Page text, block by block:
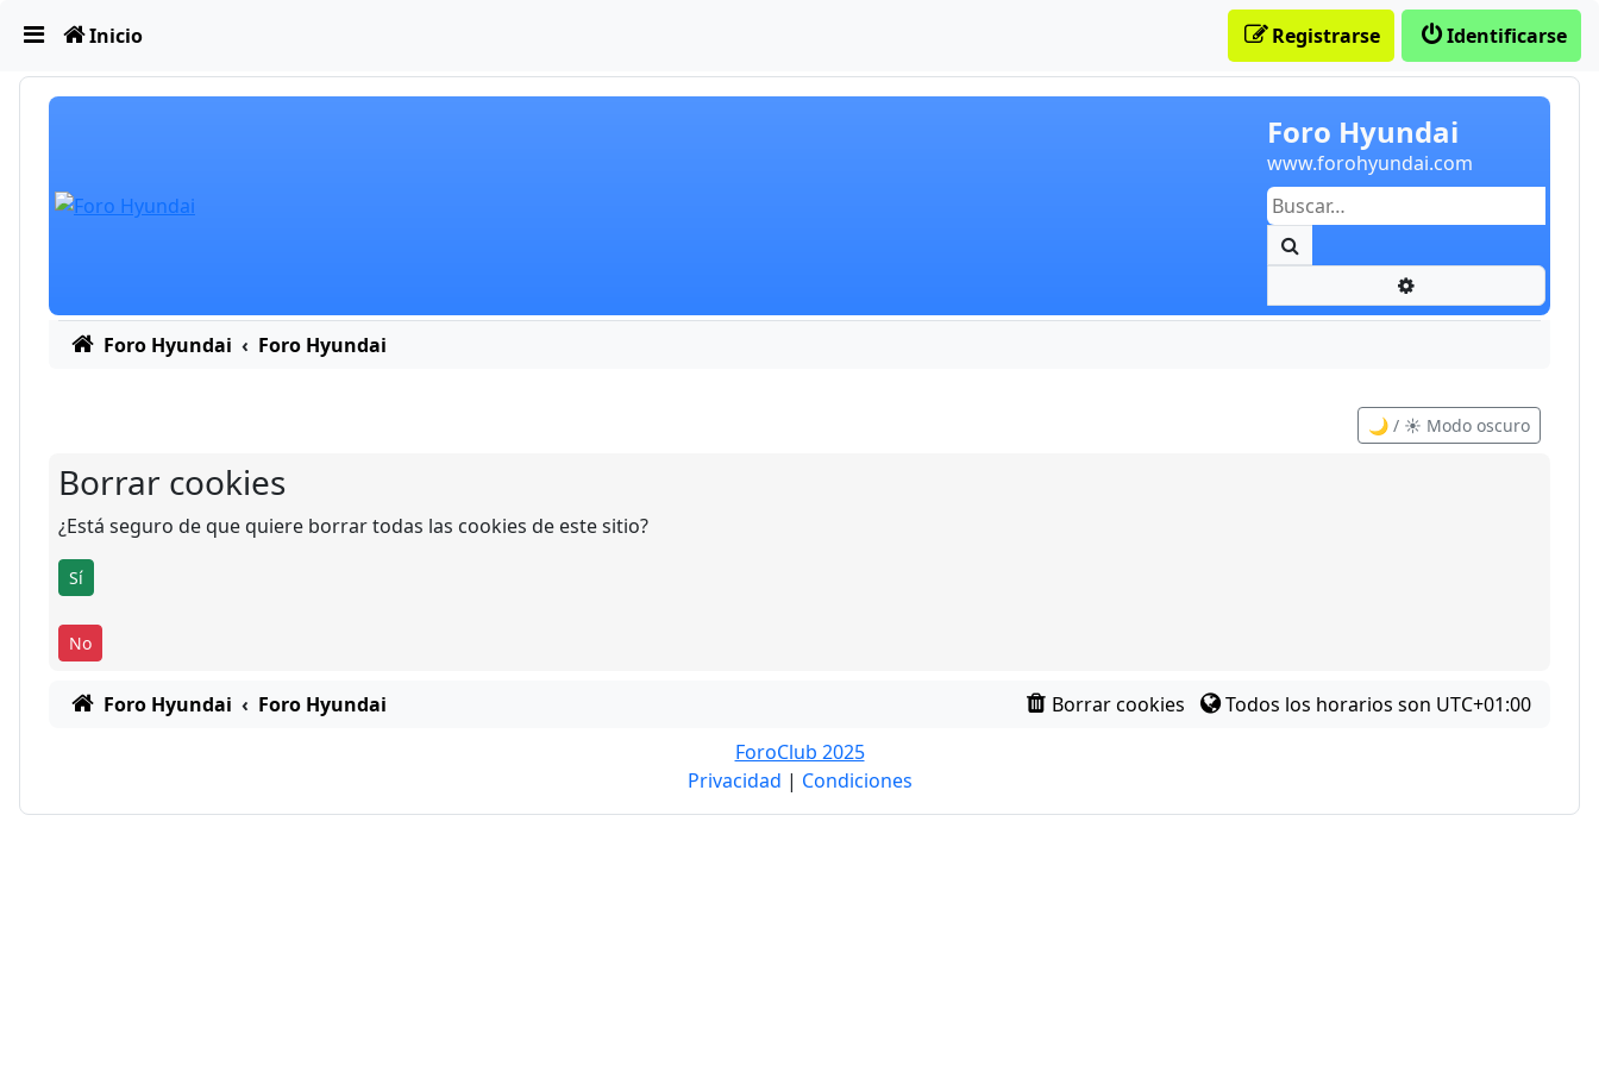
Obviar
Foro Hyundai
www.forohyundai.com
Inicio Identificarse
Registrarse
Foro Hyundai Foro Hyundai
🌙 / ☀️ Modo oscuro
Borrar cookies
¿Está seguro de que quiere borrar todas las cookies de este sitio?
Foro Hyundai Foro Hyundai Borrar cookies Todos los horarios son UTC+01:00
ForoClub 2025
Privacidad | Condiciones